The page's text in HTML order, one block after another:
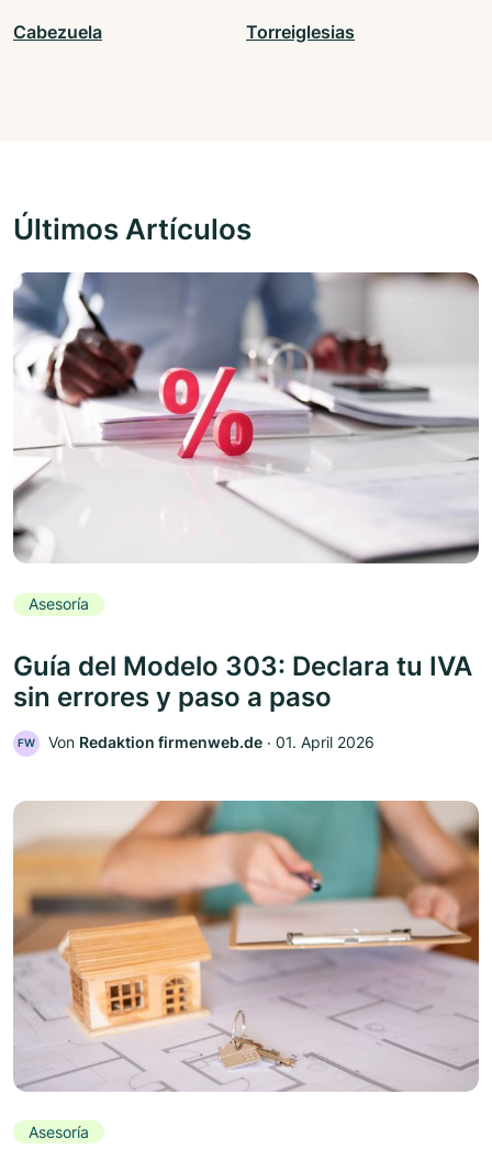
Cabezuela Torreiglesias
Últimos Artículos
Asesoría
Guía del Modelo 303: Declara tu IVA
sin errores y paso a paso
FW Von Redaktion firmenweb.de ‧ 01. April 2026
Asesoría